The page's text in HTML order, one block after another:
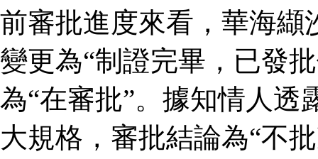
前審批進度來看，華海纈
變更為“制證完畢，已發
為“在審批”。據知情人透
大規格，審批結論為“不